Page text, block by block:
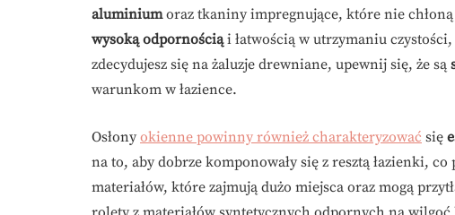
aluminiumoraz tkaniny impregnujące, które nie
wysoką odpornościąi łatwością w utrzymaniu
zdecydujesz się na żaluzje drewniane, upewnij się, że są
warunkom w łazience.
Osłony okienne powinny również charakteryzować się
na to, aby dobrze komponowały się z resztą łazienki,
materiałów, które zajmują dużo miejsca oraz mogą